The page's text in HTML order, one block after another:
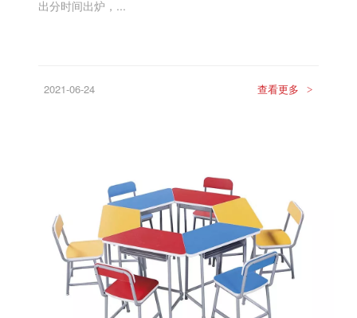
出分时间出炉，...
2021-06-24 查看更多 >